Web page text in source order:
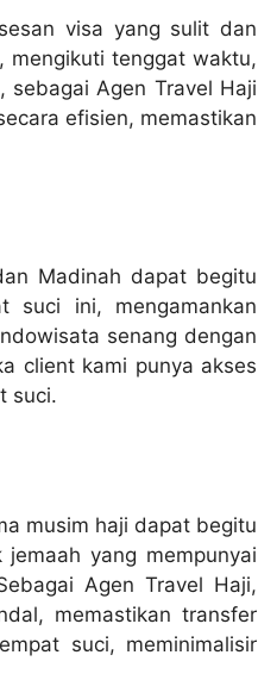
visa yang sulit dan
mengikuti tenggat waktu,
sebagai Agen Travel Haji
efisien, memastikan
Madinah dapat begitu
suci ini, mengamankan
senang dengan
client kami punya akses
suci.
musim haji dapat begitu
yang mempunyai
Agen Travel Haji,
memastikan transfer
suci, meminimalisir